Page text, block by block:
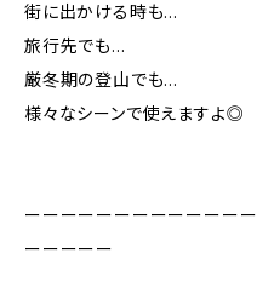
街に出かける時も…
旅行先でも…
厳冬期の登山でも…
様々なシーンで使えますよ◎
ーーーーーーーーーーーー
ーーーーー